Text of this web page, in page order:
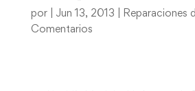
por Jun 13, 2013 Reparaciones
Comentarios